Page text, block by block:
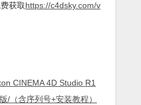
获取https://c4dsky.com/v
CINEMA 4D Studio R1
/（含序列号+安装教程）